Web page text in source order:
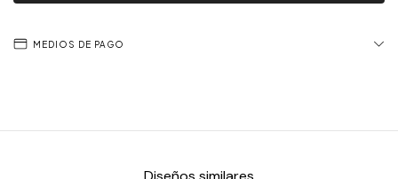
MEDIOS DE PAGO